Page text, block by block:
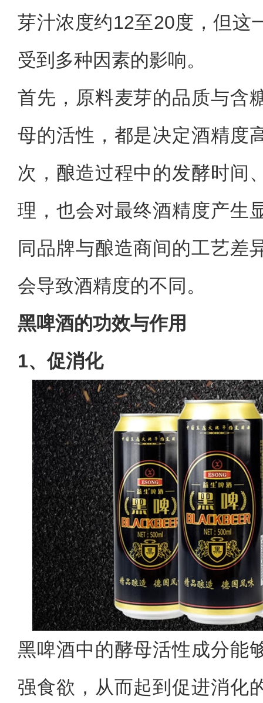
芽汁浓度约12至20度，但这
受到多种因素的影响。
首先，原料麦芽的品质与含
母的活性，都是决定酒精度
次，酿造过程中的发酵时间
理，也会对最终酒精度产生
同品牌与酿造商间的工艺差
会导致酒精度的不同。
黑啤酒的功效与作用
1、促消化
黑啤酒中的酵母活性成分能
强食欲，从而起到促进消化